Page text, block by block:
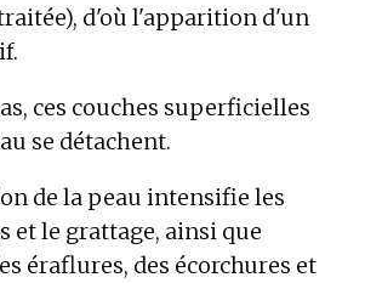
d'où l'apparition d'un
ces couches superficielles
se détachent.
de la peau intensifie les
et le grattage, ainsi que
éraflures, des écorchures et